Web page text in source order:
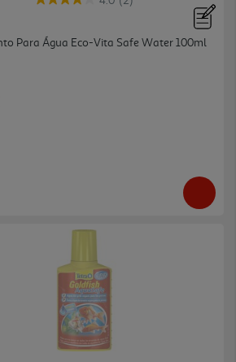
Para Água Eco-Vita Safe Water 100ml